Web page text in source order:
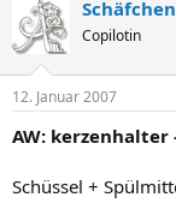
Schäfchen
Copilotin
12. Januar 2007
AW: kerzenhalter
Schüssel +